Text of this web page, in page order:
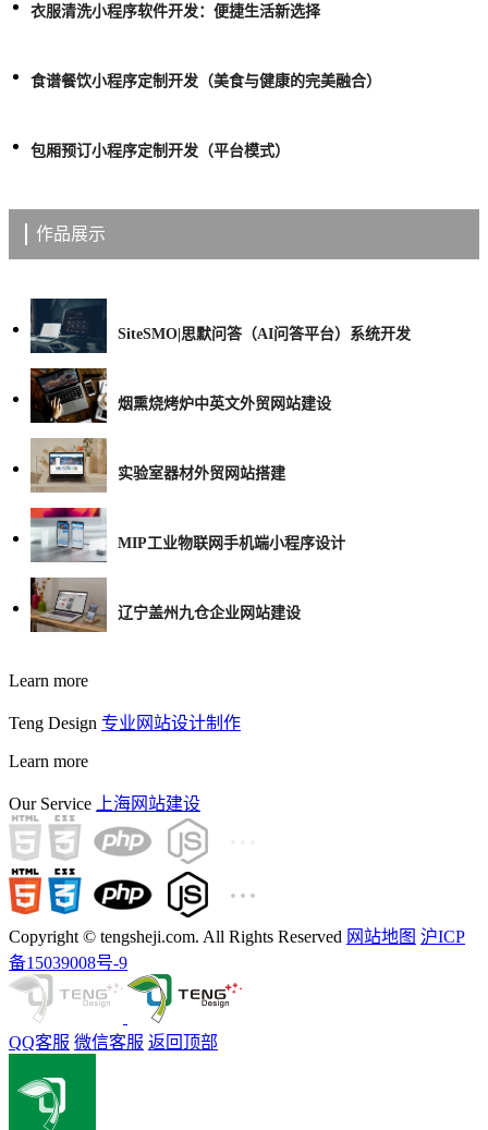
衣服清洗小程序软件开发：便捷生活新选择
食谱餐饮小程序定制开发（美食与健康的完美融合）
包厢预订小程序定制开发（平台模式）
作品展示
SiteSMO|思默问答（AI问答平台）系统开发
烟熏烧烤炉中英文外贸网站建设
实验室器材外贸网站搭建
MIP工业物联网手机端小程序设计
辽宁盖州九仓企业网站建设
Learn more
Teng Design 专业网站设计制作
Learn more
Our Service 上海网站建设
Copyright © tengsheji.com. All Rights Reserved 网站地图 沪ICP
备15039008号-9
QQ客服 微信客服 返回顶部